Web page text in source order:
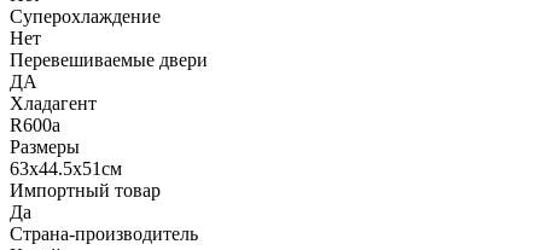
Суперохлаждение
Нет
Перевешиваемые двери
ДА
Хладагент
R600a
Размеры
63x44.5x51см
Импортный товар
Да
Страна-производитель